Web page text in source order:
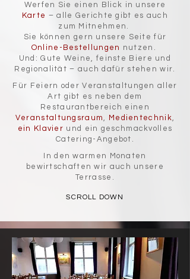
Werfen Sie einen Blick in unsere
Karte – alle Gerichte gibt es auch
zum Mitnehmen.
Sie können gern unsere Seite für
Online-Bestellungen nutzen.
Und: Gute Weine, feinste Biere und
Regionalität – auch dafür stehen wir.
Für Feiern oder Veranstaltungen aller
Art gibt es neben dem
Restaurantbereich einen
Veranstaltungsraum, Medientechnik,
ein Klavier und ein geschmackvolles
Catering-Angebot.
In den warmen Monaten
bewirtschaften wir auch unsere
Terrasse.
SCROLL DOWN